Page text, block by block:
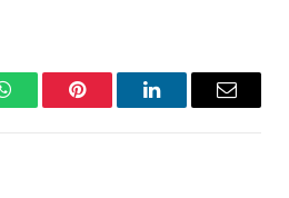
WhatsAppPinterest LinkedInEmail